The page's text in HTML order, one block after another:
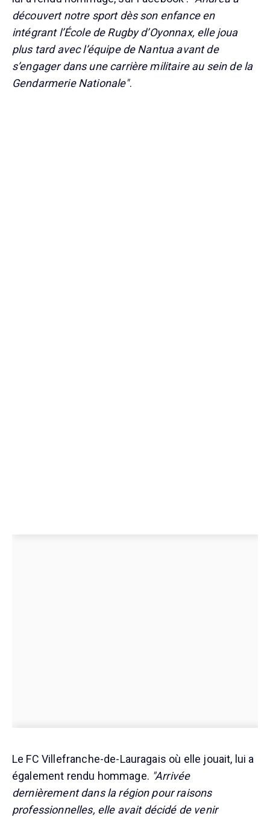
découvert notre sport dès son enfance en
intégrant l’École de Rugby d’Oyonnax, elle joua
plus tard avec l’équipe de Nantua avant de
s’engager dans une carrière militaire au sein de la
Gendarmerie Nationale".
Le FC Villefranche-de-Lauragais où elle jouait, lui a
également rendu hommage. "Arrivée
dernièrement dans la région pour raisons
professionnelles, elle avait décidé de venir